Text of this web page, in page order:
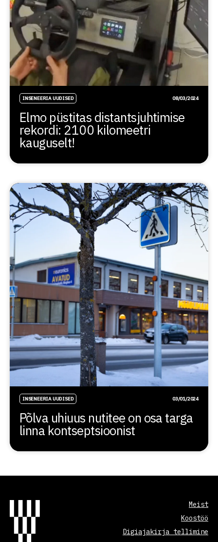
INSENEERIA UUDISED 08/03/2024
Elmo püstitas distantsjuhtimise
rekordi: 2100 kilomeetri
kauguselt!
INSENEERIA UUDISED 03/01/2024
Põlva uhiuus nutitee on osa targa
linna kontseptsioonist
Meist
Koostöö
Digiajakirja tellimine